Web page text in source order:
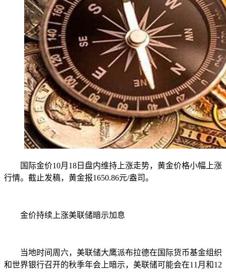
国际金价10月18日盘内维持上涨走势，黄金价格小幅上涨
行情。截止发稿，黄金报1650.86元/盎司。
金价持续上涨美联储暗示加息
当地时间周六，美联储大鹰派布拉德在国际货币基金组织
和世界银行召开的秋季年会上暗示，美联储可能会在11月和12